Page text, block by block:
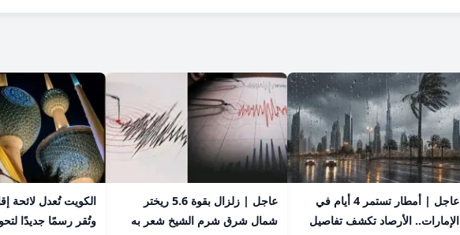
عاجل | أمطار تستمر 4 أيام في
الإمارات.. الأرصاد تكشف تفاصيل
عاجل | زلزال بقوة 5.6 ريختر
شمال شرق شرم الشيخ شعر به
الكويت تُعدل لائحة
وتُقر رسمًا جديدًا